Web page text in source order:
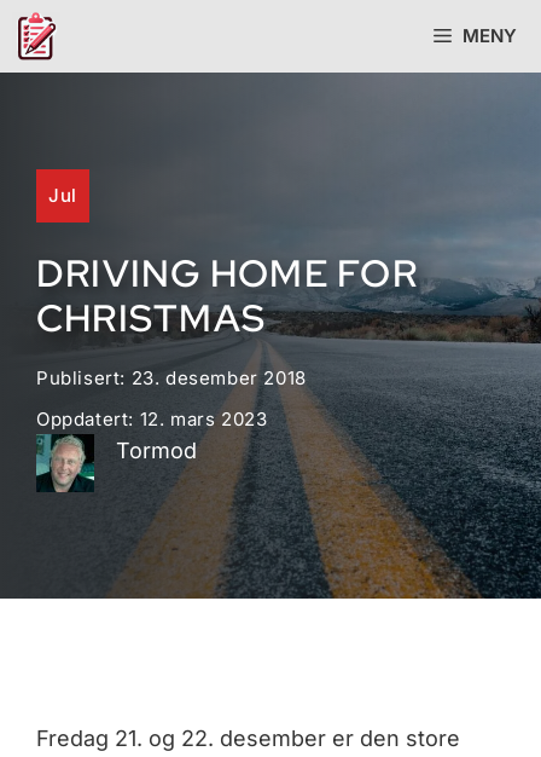
Hopp
MENY
Jul
DRIVING HOME FOR
CHRISTMAS
Publisert: 23. desember 2018
Oppdatert: 12. mars 2023
Tormod
Fredag 21. og 22. desember er den store